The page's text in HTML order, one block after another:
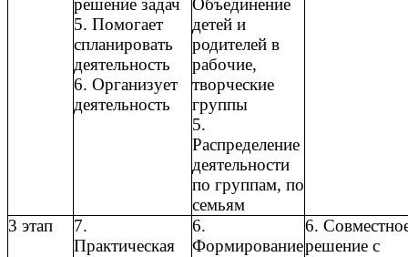
решение задач
5. Помогает
спланировать
деятельность
6. Организует
деятельность
Объединение
детей и
родителей в
рабочие,
творческие
группы
5.
Распределение
деятельности
по группам, по
семьям
3 этап
7.
Практическая
6.
Формирование
6.
решение с